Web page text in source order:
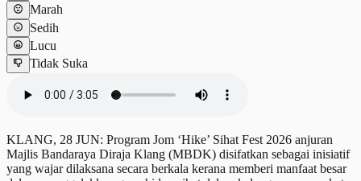
Marah
Sedih
Lucu
Tidak Suka
KLANG, 28 JUN: Program Jom ‘Hike’ Sihat Fest 2026 anjuran
Majlis Bandaraya Diraja Klang (MBDK) disifatkan sebagai inisiatif
yang wajar dilaksana secara berkala kerana memberi manfaat besar